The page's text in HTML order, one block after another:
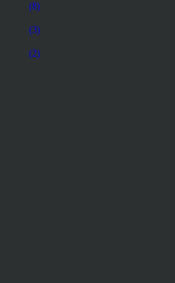
(8)
(3)
(2)